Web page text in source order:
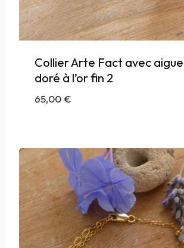
Collier Arte Fact avec
doré à l’or fin 2
65,00€